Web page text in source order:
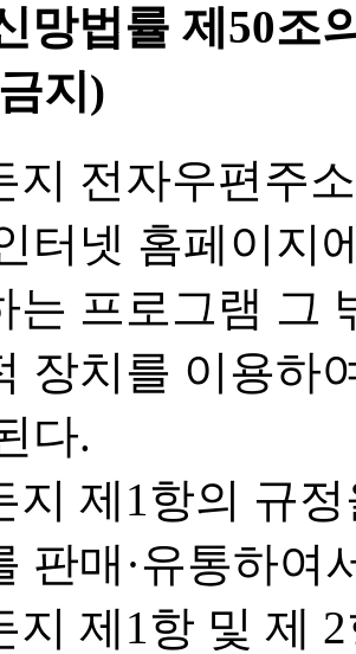
망법률 제50조
지)
지 전자우편주
터넷 홈페이지
는 프로그램 그
장치를 이용하
다.
지 제1항의 규
판매·유통하여
지 제1항 및 제